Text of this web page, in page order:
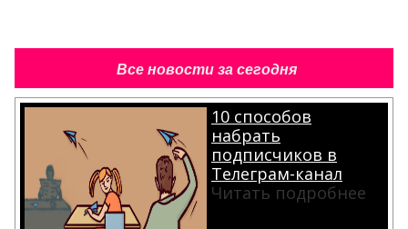
Все новости за сегодня
10 способов
набрать
подписчиков в
Телеграм-канал
Читать подробнее